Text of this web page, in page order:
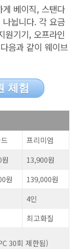
베이직, 스탠다
나뉩니다. 각 요금
원기기, 오프라인
다음과 같이 웨이브
체험
프리미엄
원 13,900원
원 139,000원
4인
최고화질
30회 제한됨)